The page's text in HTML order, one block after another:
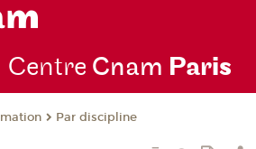
Centre Cnam Paris
Par discipline